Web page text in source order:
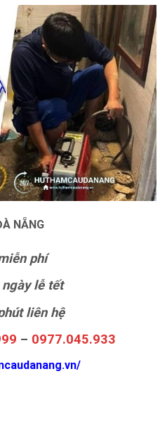
NẴNG
phí
lễ tết
liên hệ
– 0977.045.933